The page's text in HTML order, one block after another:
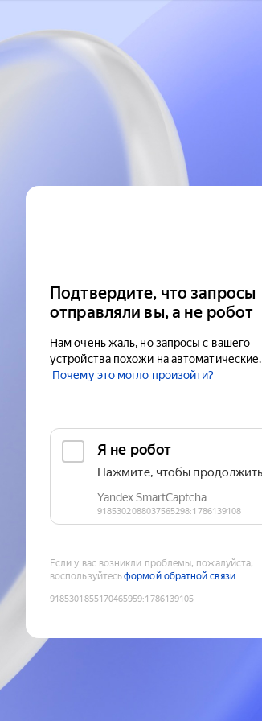
Подтвердите, что запросы
отправляли вы, а не робот
Нам очень жаль, но запросы с вашего
устройства похожи на автоматические.
Почему это могло произойти?
Если у вас возникли проблемы, пожалуйста,
воспользуйтесьформой обратной связи
9185301855170465959:1786139105